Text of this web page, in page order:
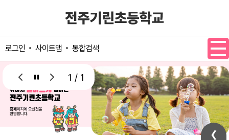
로그인 사이트맵 통합검색
1 / 1